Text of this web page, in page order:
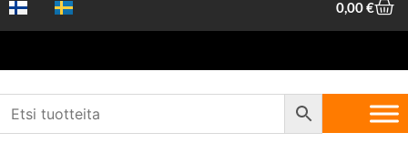
0,00€
Etusivu Työvaatteet ja -suojaimet
Kesä työ- ja
/ Sievi Mguard Roller High XL+S3 koko 43